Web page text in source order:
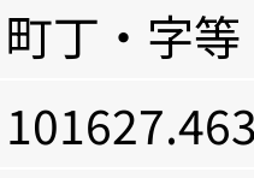
町丁・字等